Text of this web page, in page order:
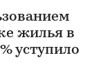
жилья в
уступило